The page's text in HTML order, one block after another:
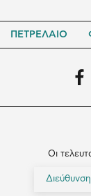
ΠΕΤΡΕΛΑΙΟ
Οι